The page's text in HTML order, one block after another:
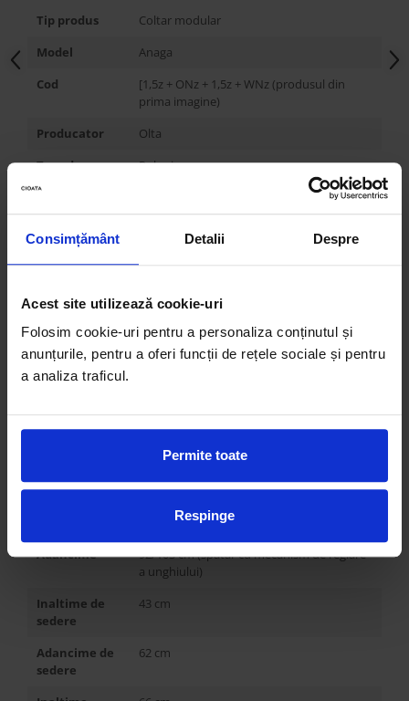
Consimțământ Detalii Despre
Acest site utilizează cookie-uri
Folosim cookie-uri pentru a personaliza conținutul și
anunțurile, pentru a oferi funcții de rețele sociale și pentru
a analiza traficul.
Permite toate
Respinge
Tip produs
Coltar modular
Model
Anaga
Cod
[1,5z + ONz + 1,5z + WNz (produsul din
prima imagine)
Producator
Olta
Tara de
origine
Polonia
Stil
Contemporan
Personalizabil
Extensibil
NU
spatiu de
dormit
depozitare
Canapea modulara, Canapea in U
Latime
in functie de configuratia aleasa
Adancime
92/103 cm (spatar cu mecanism de reglare
a unghiului)
Inaltime de
sedere
43 cm
Adancime de
sedere
62 cm